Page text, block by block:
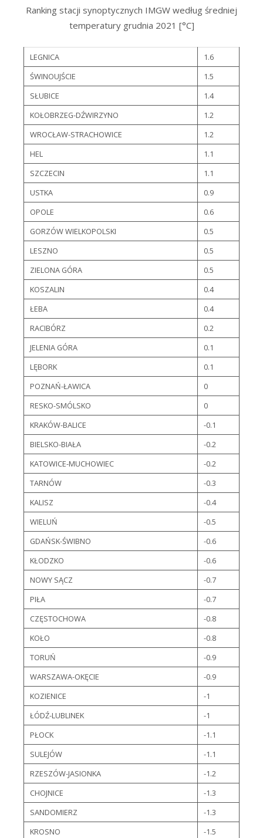
Ranking stacji synoptycznych IMGW według średniej
temperatury grudnia 2021 [°C]
LEGNICA
1.6
ŚWINOUJŚCIE
1.5
SŁUBICE
1.4
KOŁOBRZEG-DŹWIRZYNO
1.2
WROCŁAW-STRACHOWICE
1.2
HEL
1.1
SZCZECIN
1.1
USTKA
0.9
OPOLE
0.6
GORZÓW WIELKOPOLSKI
0.5
LESZNO
0.5
ZIELONA GÓRA
0.5
KOSZALIN
0.4
ŁEBA
0.4
RACIBÓRZ
0.2
JELENIA GÓRA
0.1
LĘBORK
0.1
POZNAŃ-ŁAWICA
0
RESKO-SMÓLSKO
0
KRAKÓW-BALICE
-0.1
BIELSKO-BIAŁA
-0.2
KATOWICE-MUCHOWIEC
-0.2
TARNÓW
-0.3
KALISZ
-0.4
WIELUŃ
-0.5
GDAŃSK-ŚWIBNO
-0.6
KŁODZKO
-0.6
NOWY SĄCZ
-0.7
PIŁA
-0.7
CZĘSTOCHOWA
-0.8
KOŁO
-0.8
TORUŃ
-0.9
WARSZAWA-OKĘCIE
-0.9
KOZIENICE
-1
ŁÓDŹ-LUBLINEK
-1
PŁOCK
-1.1
SULEJÓW
-1.1
RZESZÓW-JASIONKA
-1.2
CHOJNICE
-1.3
SANDOMIERZ
-1.3
KROSNO
-1.5